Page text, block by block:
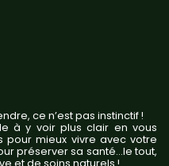
ce n’est pas instinctif !
à y voir plus clair en vous
pour mieux vivre avec votre
préserver sa santé...le tout,
et de soins naturels !